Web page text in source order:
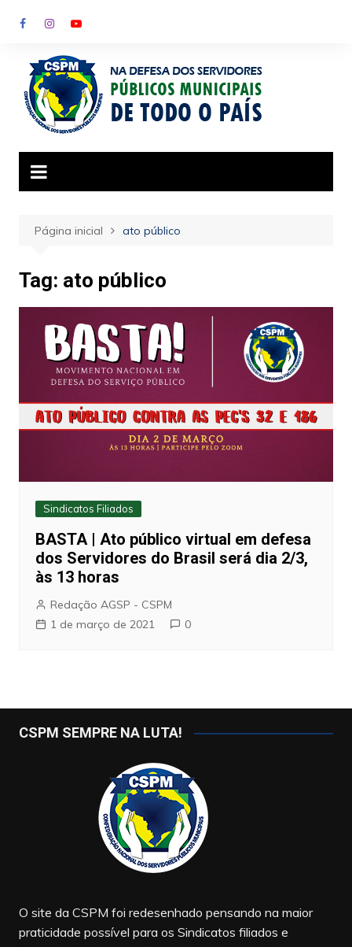
para
conteúdo
Página inicial ato público
Tag: ato público
Sindicatos Filiados
BASTA | Ato público virtual em defesa
dos Servidores do Brasil será dia 2/3,
às 13 horas
Redação AGSP - CSPM
1 de março de 2021
0
CSPM SEMPRE NA LUTA!
O site da CSPM foi redesenhado pensando na maior
praticidade possível para os Sindicatos filiados e